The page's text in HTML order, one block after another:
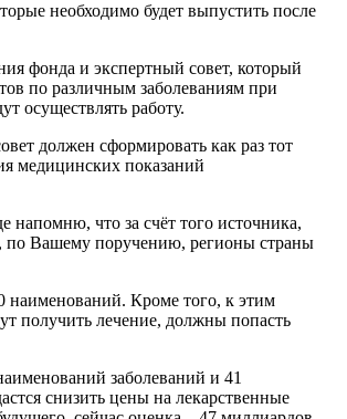
необходимо будет выпустить после
фонда и экспертный совет, который
по различным заболеваниям при
осуществлять работу.
должен сформировать как раз тот
медицинских показаний
напомню, что за счёт того источника,
по Вашему поручению, регионы страны
наименований. Кроме того, к этим
получить лечение, должны попасть
заболеваний и 41
снизить цены на лекарственные